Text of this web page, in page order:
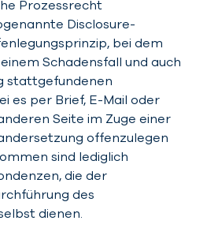
Prozessrecht
Disclosure-
bei dem
Schadensfall und auch
stattgefundenen
es per Brief, E-Mail oder
Seite im Zuge einer
offenzulegen
sind lediglich
die der
des
dienen.